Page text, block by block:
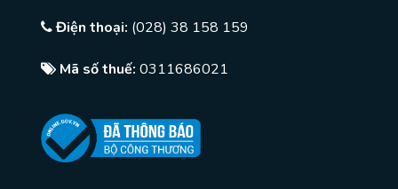
Điện thoại: (028) 38 158 159
Mã số thuế: 0311686021